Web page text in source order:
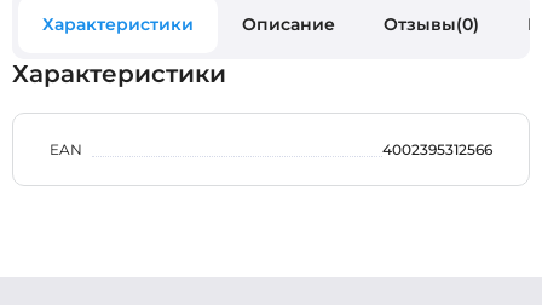
Характеристики Описание Отзывы(0)
Характеристики
EAN 4002395312566